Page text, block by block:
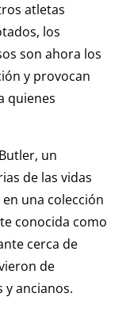
atletas
los
son ahora los
y provocan
quienes
un
de las vidas
una colección
conocida como
cerca de
de
y ancianos.